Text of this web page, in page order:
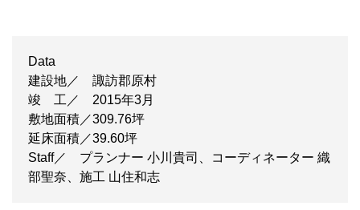
Data
建設地／ 諏訪郡原村
竣 工／ 2015年3月
敷地面積／309.76坪
延床面積／39.60坪
Staff／ プランナー 小川貴司、コーディネーター 織
部聖奈、施工 山住和志